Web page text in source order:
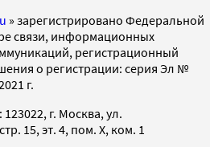
» зарегистрировано Федеральной
связи, информационных
регистрационный
о регистрации: серия Эл №
г.
г. Москва, ул.
15, эт. 4, пом. X, ком. 1